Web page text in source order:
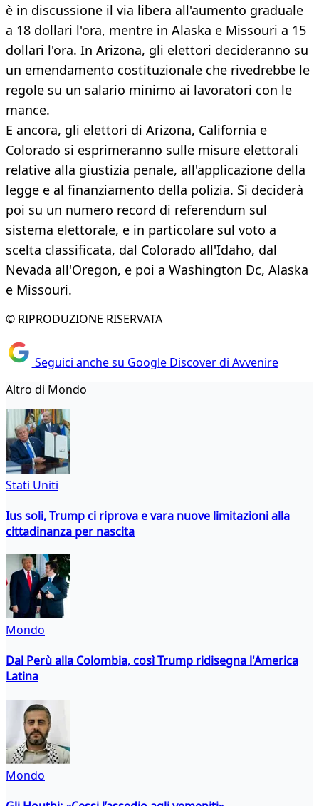
è in discussione il via libera all'aumento graduale
a 18 dollari l'ora, mentre in Alaska e Missouri a 15
dollari l'ora. In Arizona, gli elettori decideranno su
un emendamento costituzionale che rivedrebbe le
regole su un salario minimo ai lavoratori con le
mance.
E ancora, gli elettori di Arizona, California e
Colorado si esprimeranno sulle misure elettorali
relative alla giustizia penale, all'applicazione della
legge e al finanziamento della polizia. Si deciderà
poi su un numero record di referendum sul
sistema elettorale, e in particolare sul voto a
scelta classificata, dal Colorado all'Idaho, dal
Nevada all'Oregon, e poi a Washington Dc, Alaska
e Missouri.
© RIPRODUZIONE RISERVATA
Seguici anche su Google Discover di Avvenire
Altro di Mondo
Stati Uniti
Ius soli, Trump ci riprova e vara nuove limitazioni alla
cittadinanza per nascita
Mondo
Dal Perù alla Colombia, così Trump ridisegna l'America
Latina
Mondo